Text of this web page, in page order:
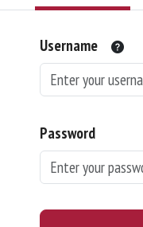
Username
Password